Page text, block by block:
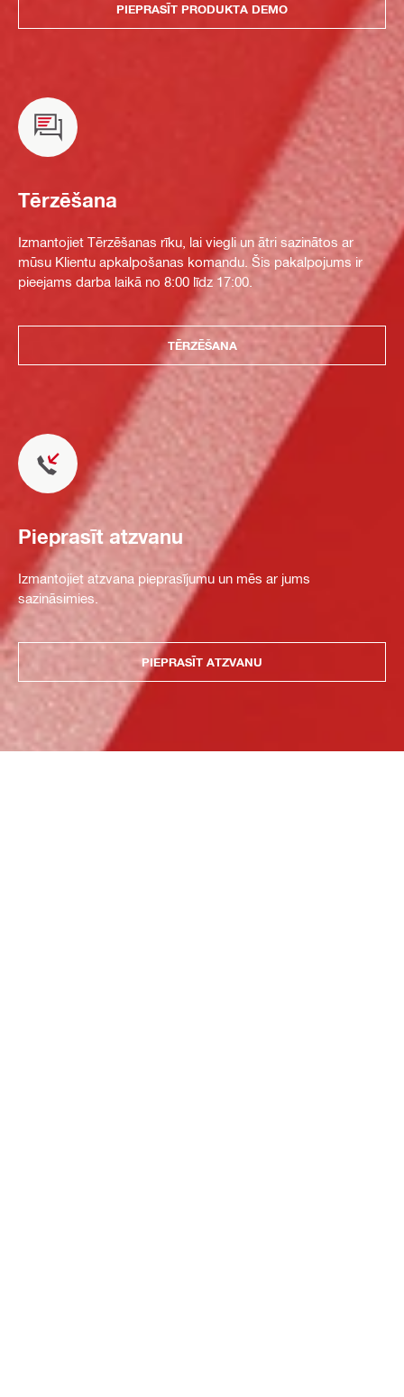
PIEPRASĪT PRODUKTA DEMO
Tērzēšana
Izmantojiet Tērzēšanas rīku, lai viegli un ātri sazinātos ar
mūsu Klientu apkalpošanas komandu. Šis pakalpojums ir
pieejams darba laikā no 8:00 līdz 17:00.
TĒRZĒŠANA
Pieprasīt atzvanu
Izmantojiet atzvana pieprasījumu un mēs ar jums
sazināsimies.
PIEPRASĪT ATZVANU